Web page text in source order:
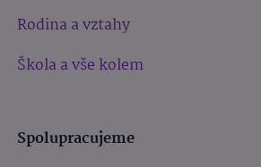
Rodina a vztahy
Škola a vše kolem
Spolupracujeme